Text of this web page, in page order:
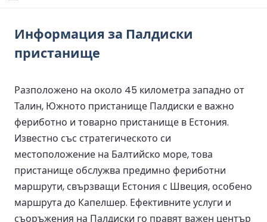
Информация за Палдиски
пристанище
Разположено на около 45 километра западно от
Талин, Южното пристанище Палдиски е важно
фериботно и товарно пристанище в Естония.
Известно със стратегическото си
местоположение на Балтийско море, това
пристанище обслужва предимно фериботни
маршрути, свързващи Естония с Швеция, особено
маршрута до Капелшер. Ефективните услуги и
съоръжения на Палдиски го правят важен център